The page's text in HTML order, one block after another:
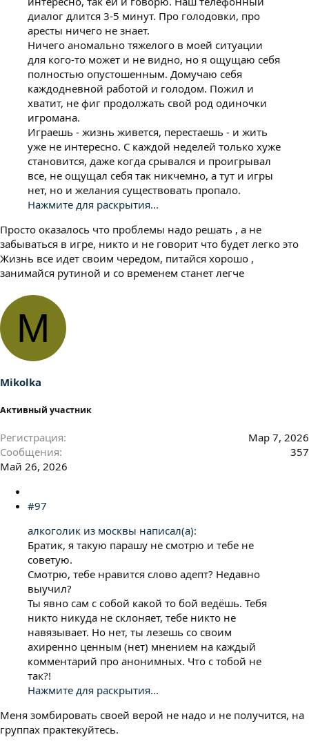
диалог длится 3-5 минут. Про голодовки, про
аресты ничего не знает.
Ничего аномально тяжелого в моей ситуации
для кого-то может и не видно, но я ощущаю себя
полностью опустошенным. Домучаю себя
каждодневной работой и голодом. Пожил и
хватит, не фиг продолжать свой род одиночки
игромана.
Играешь - жизнь живется, перестаешь - и жить
уже не интересно. С каждой неделей только хуже
становится, даже когда срывался и проигрывал
все, не ощущал себя так никчемно, а тут и игры
нет, но и желания существовать пропало.
Нажмите для раскрытия...
Просто оказалось что проблемы надо решать , а не
забываться в игре, никто и не говорит что будет легко это
Жизнь все идет своим чередом, питайся хорошо ,
занимайся рутиной и со временем станет легче
M
Mikolka
Активный участник
Регистрация
Мар 7, 2026
Сообщения
357
Май 26, 2026
#97
алкоголик из москвы написал(а):
Братик, я такую парашу не смотрю и тебе не
советую.
Смотрю, тебе нравится слово адепт? Недавно
выучил?
Ты явно сам с собой какой то бой ведёшь. Тебя
никто никуда не склоняет, тебе никто не
навязывает. Но нет, ты лезешь со своим
ахиренно ценным (нет) мнением на каждый
комментарий про анонимных. Что с тобой не
так?!
Нажмите для раскрытия...
Меня зомбировать своей верой не надо и не получится, на
группах практекуйтесь.